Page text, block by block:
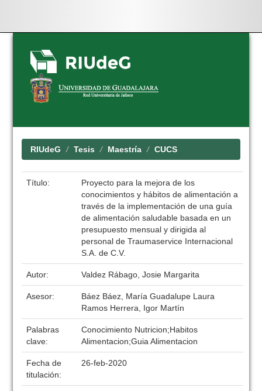
Skip
navigation
RIUdeG Tesis Maestría CUCS
Título:
Proyecto para la mejora de los
conocimientos y hábitos de alimentación a
través de la implementación de una guía
de alimentación saludable basada en un
presupuesto mensual y dirigida al
personal de Traumaservice Internacional
S.A. de C.V.
Autor: Valdez Rábago, Josie Margarita
Asesor:
Báez Báez, María Guadalupe Laura
Ramos Herrera, Igor Martín
Palabras
clave:
Conocimiento Nutricion;Habitos
Alimentacion;Guia Alimentacion
Fecha de
titulación:
26-feb-2020